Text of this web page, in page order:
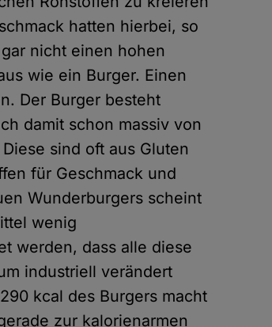
hatten hierbei, so
nicht einen hohen
wie ein Burger. Einen
Der Burger besteht
damit schon massiv von
sind oft aus Gluten
für Geschmack und
Wunderburgers scheint
wenig
werden, dass alle diese
industriell verändert
kcal des Burgers macht
zur kalorienarmen